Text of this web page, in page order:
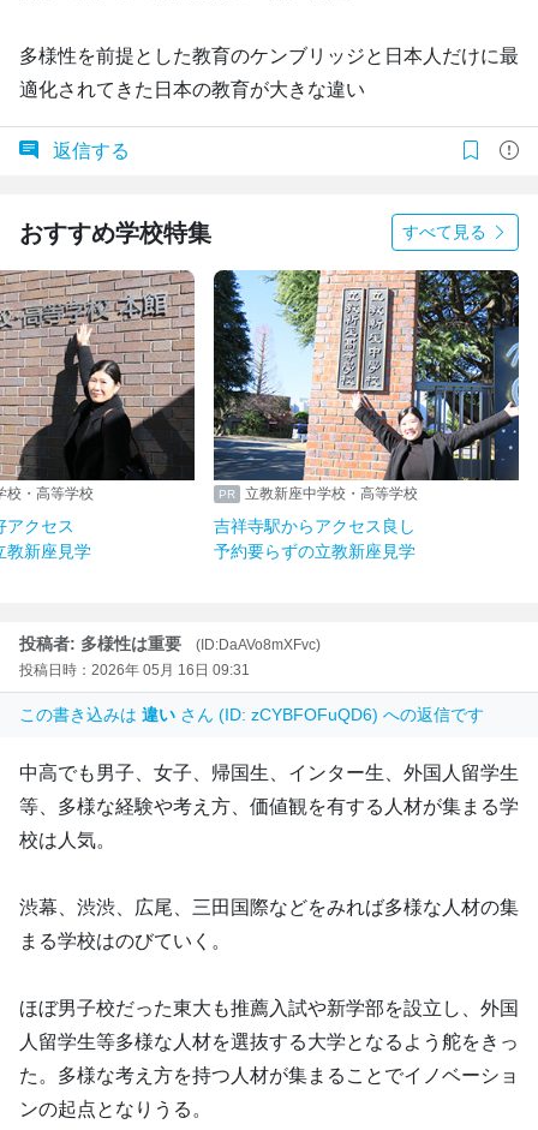
多様性を前提とした教育のケンブリッジと日本人だけに最
適化されてきた日本の教育が大きな違い
返信する
おすすめ学校特集 すべて見る
校・高等学校
アクセス
教新座見学
立教新座中学校・高等学校
吉祥寺駅からアクセス良し
予約要らずの立教新座見学
投稿者: 多様性は重要
(ID:DaAVo8mXFvc)
投稿日時：2026年 05月 16日 09:31
この書き込みは 違い さん (ID: zCYBFOFuQD6) への返信です
中高でも男子、女子、帰国生、インター生、外国人留学生
等、多様な経験や考え方、価値観を有する人材が集まる学
校は人気。
渋幕、渋渋、広尾、三田国際などをみれば多様な人材の集
まる学校はのびていく。
ほぼ男子校だった東大も推薦入試や新学部を設立し、外国
人留学生等多様な人材を選抜する大学となるよう舵をきっ
た。多様な考え方を持つ人材が集まることでイノベーショ
ンの起点となりうる。